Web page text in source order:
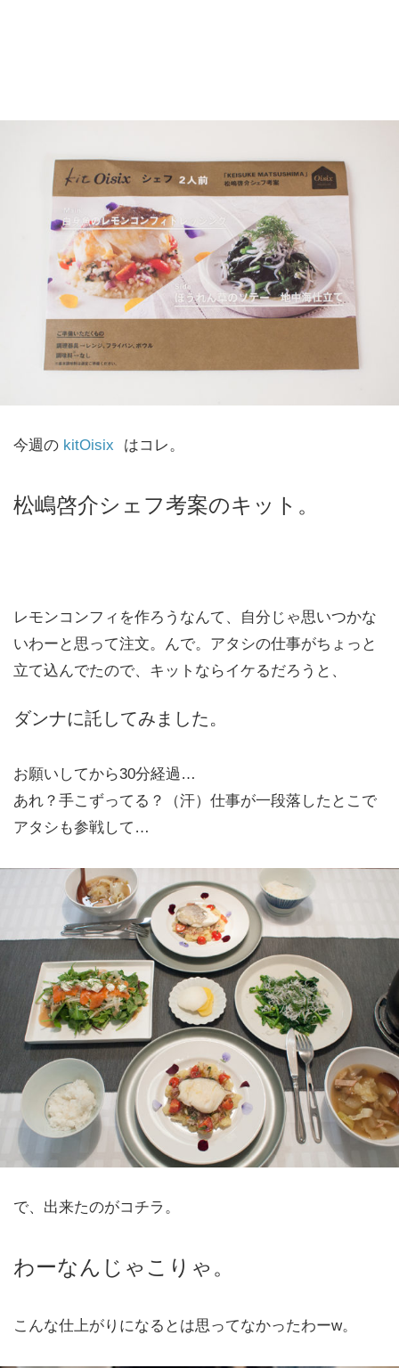
今週の kitOisix はコレ。
松嶋啓介シェフ考案のキット。
レモンコンフィを作ろうなんて、自分じゃ思いつかな
いわーと思って注文。んで。アタシの仕事がちょっと
立て込んでたので、キットならイケるだろうと、
ダンナに託してみました。
お願いしてから30分経過…
あれ？手こずってる？（汗）仕事が一段落したとこで
アタシも参戦して…
で、出来たのがコチラ。
わーなんじゃこりゃ。
こんな仕上がりになるとは思ってなかったわーw。